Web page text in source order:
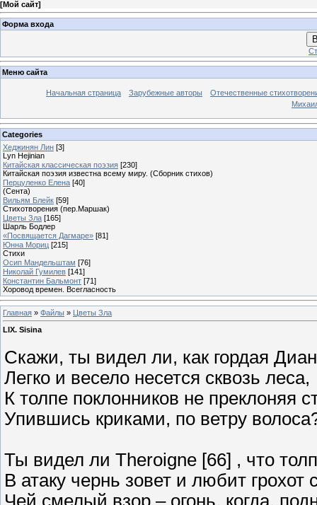
[Мой сайт]
Форма входа
Меню сайта
Начальная страница Зарубежные авторы
Отечественные
Categories
Хеджинян Лин [3]
Lyn Hejinian
Китайская классическая поэзия [230]
Китайская поэзия известна всему миру. (Сборник стихов)
Перцуленко Елена [40]
(Сента)
Вильям Блейк [59]
Стихотворения (пер.Маршак)
Цветы Зла [165]
Шарль Бодлер
«Посвящается Дагмаре» [81]
Юнна Мориц [215]
Стихи
Осип Мандельштам [76]
Николай Гумилев [141]
Константин Бальмонт [71]
Хоровод времен. Всегласность
Главная » Файлы » Цветы Зла
LIX. Sisina
Скажи, ты видел ли, как гордая
Легко и весело несется сквозь леса,
К толпе поклонников не преклоняя
Упившись криками, по ветру
Ты видел ли Theroigne [66] , что
В атаку чернь зовет и любит грохот
Чей смелый взор – огонь, когда,